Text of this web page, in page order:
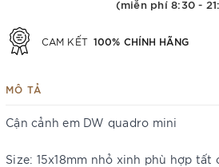
(miễn phí 8:30 -
CAM KẾT 100% CHÍNH HÃNG
MÔ TẢ
Cận cảnh em DW quadro mini
Size: 15x18mm nhỏ xinh phù hợp tất